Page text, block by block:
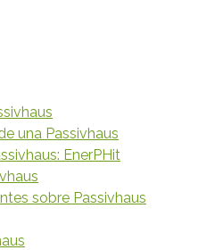
una Passivhaus
EnerPHit
sobre Passivhaus